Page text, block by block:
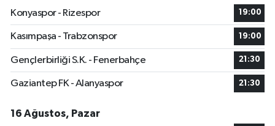
Konyaspor - Rizespor
19:00
Kasımpaşa - Trabzonspor 19:00
Gençlerbirliği S.K. - Fenerbahçe 21:30
Gaziantep FK - Alanyaspor 21:30
16 Ağustos, Pazar